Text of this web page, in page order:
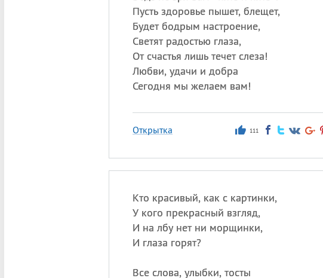
Пусть здоровье пышет, блещет,
Будет бодрым настроение,
Светят радостью глаза,
От счастья лишь течет слеза!
Любви, удачи и добра
Сегодня мы желаем вам!
Открытка 111
Кто красивый, как с картинки,
У кого прекрасный взгляд,
И на лбу нет ни морщинки,
И глаза горят?
Все слова, улыбки, тосты